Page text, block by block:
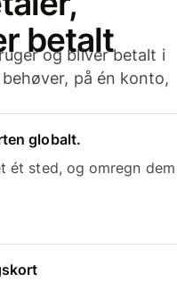
betalt
og bliver betalt i
på én konto,
globalt.
ét sted, og omregn dem